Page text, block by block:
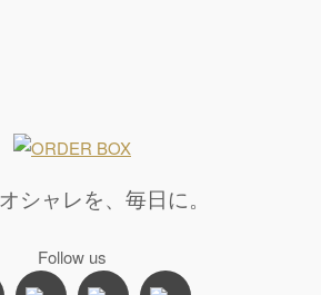
シャレを、毎日に。
Follow us